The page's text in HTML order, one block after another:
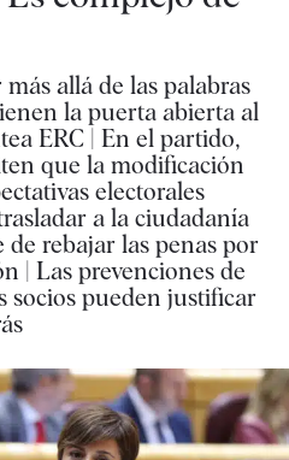
allá de las palabras
la puerta abierta al
ERC | En el partido,
que la modificación
electorales
a la ciudadanía
rebajar las penas por
| Las prevenciones de
socios pueden justificar